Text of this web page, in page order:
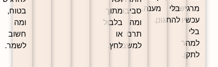
מרגישים
עכשיו
למהר
לתקן.
בלי
להתגונן.
מענה.סביבו
ומה
תרם
למשבר.
מתוך
בלבול
או
לחץ.
בטוח,
חשוב
לשמר.